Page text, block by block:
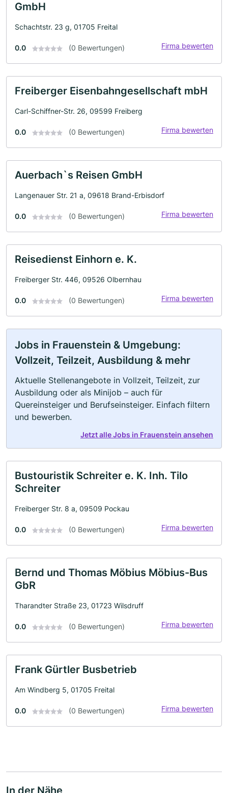
GmbH
Schachtstr. 23 g, 01705 Freital
0.0 (0 Bewertungen) Firma bewerten
Freiberger Eisenbahngesellschaft mbH
Carl-Schiffner-Str. 26, 09599 Freiberg
0.0 (0 Bewertungen) Firma bewerten
Auerbach`s Reisen GmbH
Langenauer Str. 21 a, 09618 Brand-Erbisdorf
0.0 (0 Bewertungen) Firma bewerten
Reisedienst Einhorn e. K.
Freiberger Str. 446, 09526 Olbernhau
0.0 (0 Bewertungen) Firma bewerten
Jobs in Frauenstein & Umgebung:
Vollzeit, Teilzeit, Ausbildung & mehr
Aktuelle Stellenangebote in Vollzeit, Teilzeit, zur
Ausbildung oder als Minijob – auch für
Quereinsteiger und Berufseinsteiger. Einfach filtern
und bewerben.
Jetzt alle Jobs in Frauenstein ansehen
Bustouristik Schreiter e. K. Inh. Tilo
Schreiter
Freiberger Str. 8 a, 09509 Pockau
0.0 (0 Bewertungen) Firma bewerten
Bernd und Thomas Möbius Möbius-Bus
GbR
Tharandter Straße 23, 01723 Wilsdruff
0.0 (0 Bewertungen) Firma bewerten
Frank Gürtler Busbetrieb
Am Windberg 5, 01705 Freital
0.0 (0 Bewertungen) Firma bewerten
In der Nähe